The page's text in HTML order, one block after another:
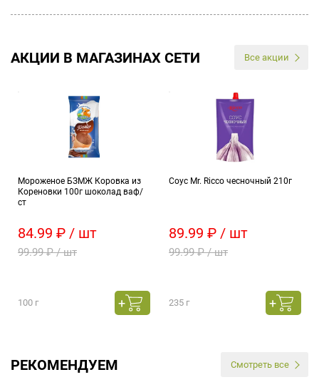
АКЦИИ В МАГАЗИНАХ СЕТИ Все акции
Мороженое БЗМЖ Коровка из
Кореновки 100г шоколад ваф/
ст
84.99 ₽ / шт
99.99 ₽ / шт
100 г
Соус Mr. Ricco чесночный 210г
89.99 ₽ / шт
99.99 ₽ / шт
235 г
РЕКОМЕНДУЕМ Смотреть все